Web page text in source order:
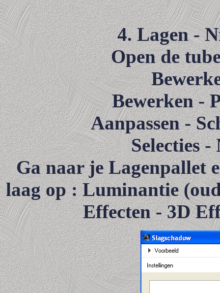
4. Lagen -
Open de
Bewerken -
Aanpassen -
Selecties -
Ga naar je Lagenpallet
laag op : Luminantie
Effecten - 3D